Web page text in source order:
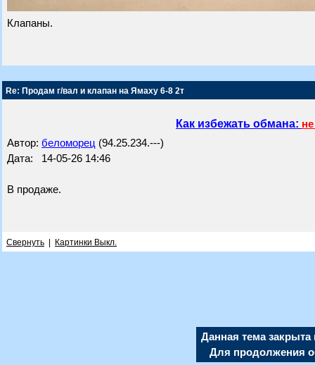
Клапаны.
Re: Продам г/вал и клапан на Ямаху 6-8 2т
Как избежать обмана:
Автор: беломорец (94.25.234.---)
Дата: 14-05-26 14:46
В продаже.
Свернуть Картинки Выкл.
Данная тема закрыта
Для продолжения